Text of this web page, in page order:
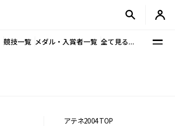
競技一覧 メダル・入賞者一覧 全て見る...
アテネ2004 TOP